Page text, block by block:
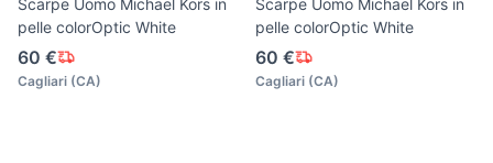
pelle colorOptic White
60 €
Cagliari (CA)
pelle colorOptic White
60 €
Cagliari (CA)